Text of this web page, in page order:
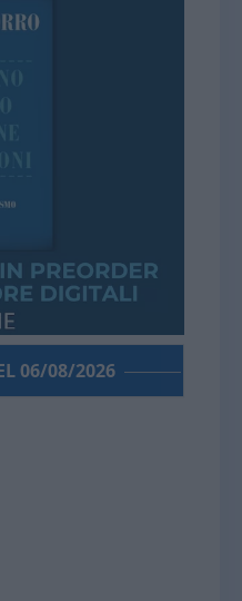
06/08/2026